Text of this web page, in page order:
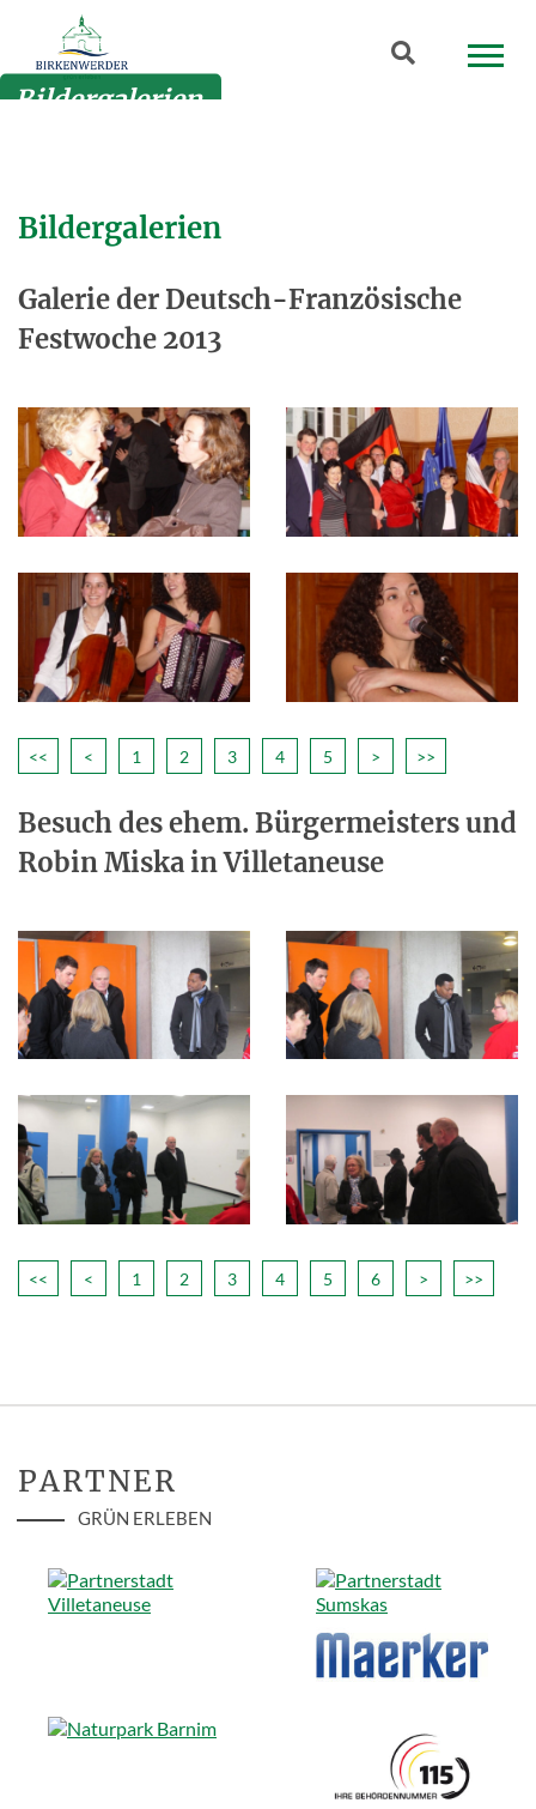
Zum Hauptinhalt springen
Suchbegriff
Bildergalerien
Bildergalerien
Galerie der Deutsch-Französische
Festwoche 2013
<< < 1 2 3 4 5 > >>
Besuch des ehem. Bürgermeisters und
Robin Miska in Villetaneuse
<< < 1 2 3 4 5 6 > >>
PARTNER
GRÜN ERLEBEN